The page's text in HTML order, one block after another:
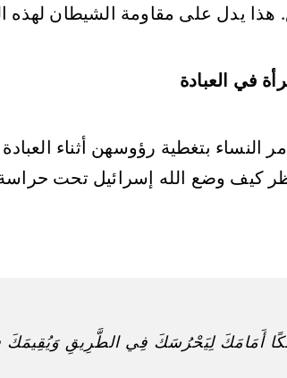
هذا يدل على مقاومة الشيطان لهذه
كيف وضع الله إسرائيل تحت حراسة
أَمَامَكَ لِيَحْرُسَكَ فِي الطَّرِيقِ وَيُقِيمَكَ